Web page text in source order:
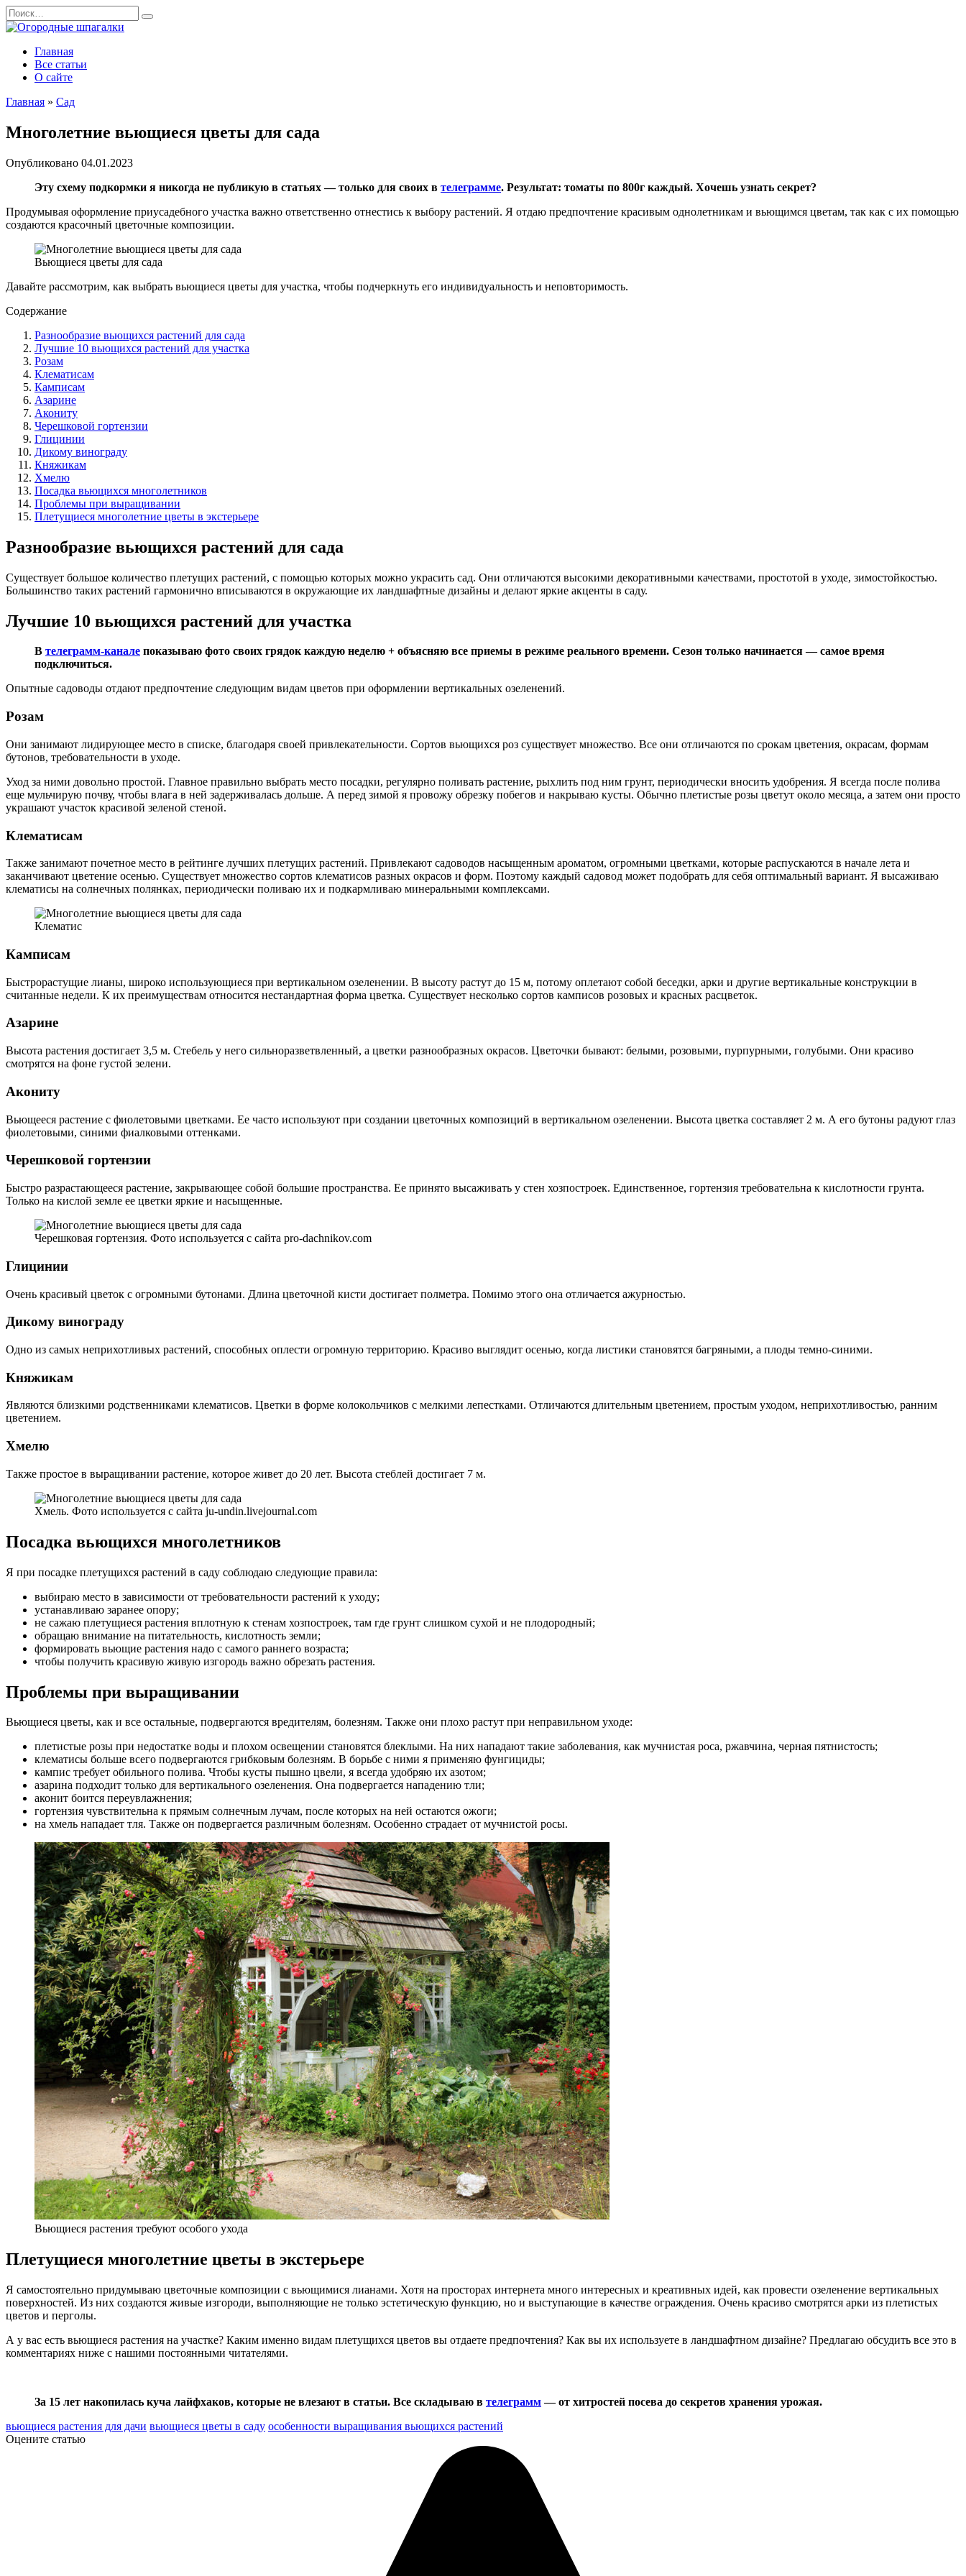
Перейти
к
содержанию
Search
for:
Главная
Все статьи
О сайте
Главная » Сад
Многолетние вьющиеся цветы для сада
Опубликовано 04.01.2023
Эту схему подкормки я никогда не публикую в статьях — только для своих в телеграмме. Результат: томаты по 800г каждый. Хочешь узнать секрет?
Продумывая оформление приусадебного участка важно ответственно отнестись к выбору растений. Я отдаю предпочтение красивым однолетникам и вьющимся цветам, так как с их помощью
создаются красочный цветочные композиции.
Вьющиеся цветы для сада
Давайте рассмотрим, как выбрать вьющиеся цветы для участка, чтобы подчеркнуть его индивидуальность и неповторимость.
Содержание
Разнообразие вьющихся растений для сада
Лучшие 10 вьющихся растений для участка
Розам
Клематисам
Камписам
Азарине
Акониту
Черешковой гортензии
Глицинии
Дикому винограду
Княжикам
Хмелю
Посадка вьющихся многолетников
Проблемы при выращивании
Плетущиеся многолетние цветы в экстерьере
Разнообразие вьющихся растений для сада
Существует большое количество плетущих растений, с помощью которых можно украсить сад. Они отличаются высокими декоративными качествами, простотой в уходе, зимостойкостью.
Большинство таких растений гармонично вписываются в окружающие их ландшафтные дизайны и делают яркие акценты в саду.
Лучшие 10 вьющихся растений для участка
В телеграмм-канале показываю фото своих грядок каждую неделю + объясняю все приемы в режиме реального времени. Сезон только начинается — самое время
подключиться.
Опытные садоводы отдают предпочтение следующим видам цветов при оформлении вертикальных озеленений.
Розам
Они занимают лидирующее место в списке, благодаря своей привлекательности. Сортов вьющихся роз существует множество. Все они отличаются по срокам цветения, окрасам, формам
бутонов, требовательности в уходе.
Уход за ними довольно простой. Главное правильно выбрать место посадки, регулярно поливать растение, рыхлить под ним грунт, периодически вносить удобрения. Я всегда после полива
еще мульчирую почву, чтобы влага в ней задерживалась дольше. А перед зимой я провожу обрезку побегов и накрываю кусты. Обычно плетистые розы цветут около месяца, а затем они просто
украшают участок красивой зеленой стеной.
Клематисам
Также занимают почетное место в рейтинге лучших плетущих растений. Привлекают садоводов насыщенным ароматом, огромными цветками, которые распускаются в начале лета и
заканчивают цветение осенью. Существует множество сортов клематисов разных окрасов и форм. Поэтому каждый садовод может подобрать для себя оптимальный вариант. Я высаживаю
клематисы на солнечных полянках, периодически поливаю их и подкармливаю минеральными комплексами.
Клематис
Камписам
Быстрорастущие лианы, широко использующиеся при вертикальном озеленении. В высоту растут до 15 м, потому оплетают собой беседки, арки и другие вертикальные конструкции в
считанные недели. К их преимуществам относится нестандартная форма цветка. Существует несколько сортов камписов розовых и красных расцветок.
Азарине
Высота растения достигает 3,5 м. Стебель у него сильноразветвленный, а цветки разнообразных окрасов. Цветочки бывают: белыми, розовыми, пурпурными, голубыми. Они красиво
смотрятся на фоне густой зелени.
Акониту
Вьющееся растение с фиолетовыми цветками. Ее часто используют при создании цветочных композиций в вертикальном озеленении. Высота цветка составляет 2 м. А его бутоны радуют глаз
фиолетовыми, синими фиалковыми оттенками.
Черешковой гортензии
Быстро разрастающееся растение, закрывающее собой большие пространства. Ее принято высаживать у стен хозпостроек. Единственное, гортензия требовательна к кислотности грунта.
Только на кислой земле ее цветки яркие и насыщенные.
Черешковая гортензия. Фото используется с сайта pro-dachnikov.com
Глицинии
Очень красивый цветок с огромными бутонами. Длина цветочной кисти достигает полметра. Помимо этого она отличается ажурностью.
Дикому винограду
Одно из самых неприхотливых растений, способных оплести огромную территорию. Красиво выглядит осенью, когда листики становятся багряными, а плоды темно-синими.
Княжикам
Являются близкими родственниками клематисов. Цветки в форме колокольчиков с мелкими лепестками. Отличаются длительным цветением, простым уходом, неприхотливостью, ранним
цветением.
Хмелю
Также простое в выращивании растение, которое живет до 20 лет. Высота стеблей достигает 7 м.
Хмель. Фото используется с сайта ju-undin.livejournal.com
Посадка вьющихся многолетников
Я при посадке плетущихся растений в саду соблюдаю следующие правила:
выбираю место в зависимости от требовательности растений к уходу;
устанавливаю заранее опору;
не сажаю плетущиеся растения вплотную к стенам хозпостроек, там где грунт слишком сухой и не плодородный;
обращаю внимание на питательность, кислотность земли;
формировать вьющие растения надо с самого раннего возраста;
чтобы получить красивую живую изгородь важно обрезать растения.
Проблемы при выращивании
Вьющиеся цветы, как и все остальные, подвергаются вредителям, болезням. Также они плохо растут при неправильном уходе:
плетистые розы при недостатке воды и плохом освещении становятся блеклыми. На них нападают такие заболевания, как мучнистая роса, ржавчина, черная пятнистость;
клематисы больше всего подвергаются грибковым болезням. В борьбе с ними я применяю фунгициды;
кампис требует обильного полива. Чтобы кусты пышно цвели, я всегда удобряю их азотом;
азарина подходит только для вертикального озеленения. Она подвергается нападению тли;
аконит боится переувлажнения;
гортензия чувствительна к прямым солнечным лучам, после которых на ней остаются ожоги;
на хмель нападает тля. Также он подвергается различным болезням. Особенно страдает от мучнистой росы.
Вьющиеся растения требуют особого ухода
Плетущиеся многолетние цветы в экстерьере
Я самостоятельно придумываю цветочные композиции с вьющимися лианами. Хотя на просторах интернета много интересных и креативных идей, как провести озеленение вертикальных
поверхностей. Из них создаются живые изгороди, выполняющие не только эстетическую функцию, но и выступающие в качестве ограждения. Очень красиво смотрятся арки из плетистых
цветов и перголы.
А у вас есть вьющиеся растения на участке? Каким именно видам плетущихся цветов вы отдаете предпочтения? Как вы их используете в ландшафтном дизайне? Предлагаю обсудить все это в
комментариях ниже с нашими постоянными читателями.
За 15 лет накопилась куча лайфхаков, которые не влезают в статьи. Все складываю в телеграмм— от хитростей посева до секретов хранения урожая.
вьющиеся растения для дачи вьющиеся цветы в саду особенности выращивания вьющихся растений
Оцените статью